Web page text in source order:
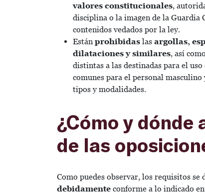
valores constitucionales,
disciplina o la imagen de la Guardia
contenidos vedados por la ley.
Están prohibidas las argollas,
dilataciones y similares, así
distintas a las destinadas para el
comunes para el personal
tipos y modalidades.
¿Cómo y
de las
Como puedes observar, los requisitos
debidamente conforme a lo indicado